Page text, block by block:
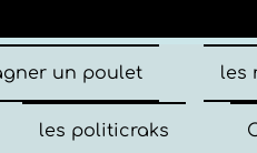
un poulet les
les politicraks